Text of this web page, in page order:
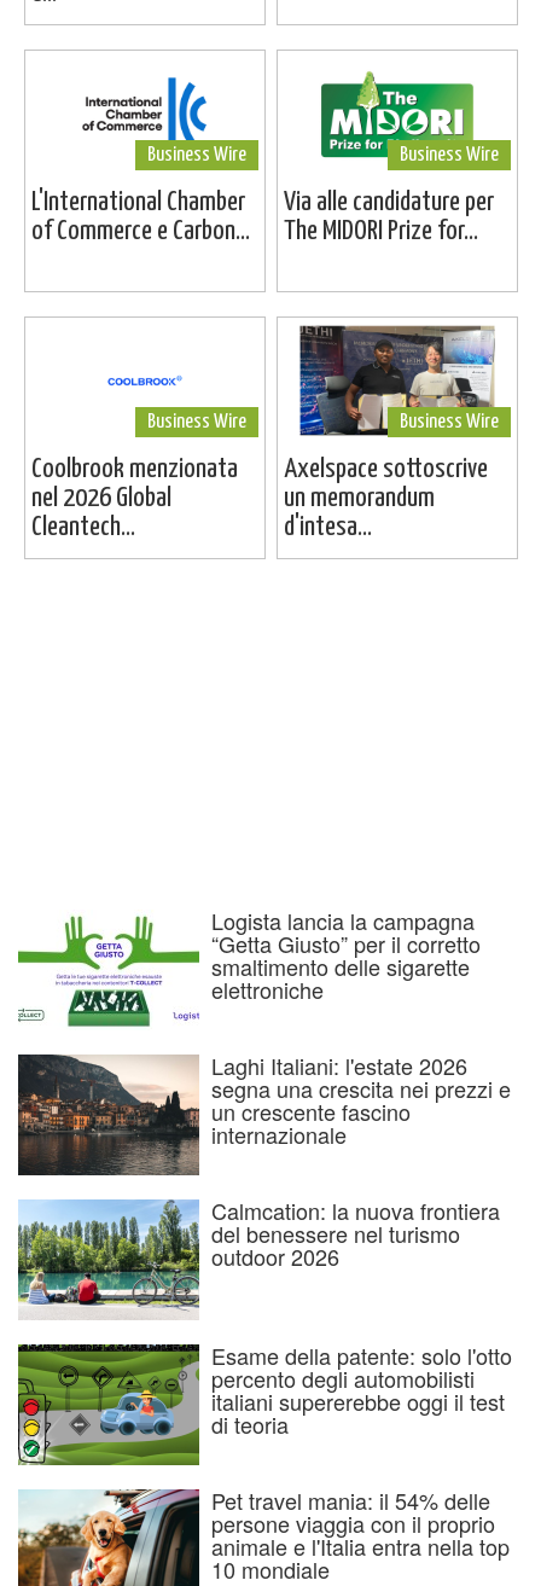
Business Wire
L'International Chamber
of Commerce e Carbon...
Business Wire
Via alle candidature per
The MIDORI Prize for...
Business Wire
Coolbrook menzionata
nel 2026 Global
Cleantech...
Business Wire
Axelspace sottoscrive
un memorandum
d'intesa...
Logista lancia la campagna
“Getta Giusto” per il corretto
smaltimento delle sigarette
elettroniche
Laghi Italiani: l'estate 2026
segna una crescita nei prezzi e
un crescente fascino
internazionale
Calmcation: la nuova frontiera
del benessere nel turismo
outdoor 2026
Esame della patente: solo l'otto
percento degli automobilisti
italiani supererebbe oggi il test
di teoria
Pet travel mania: il 54% delle
persone viaggia con il proprio
animale e l'Italia entra nella top
10 mondiale